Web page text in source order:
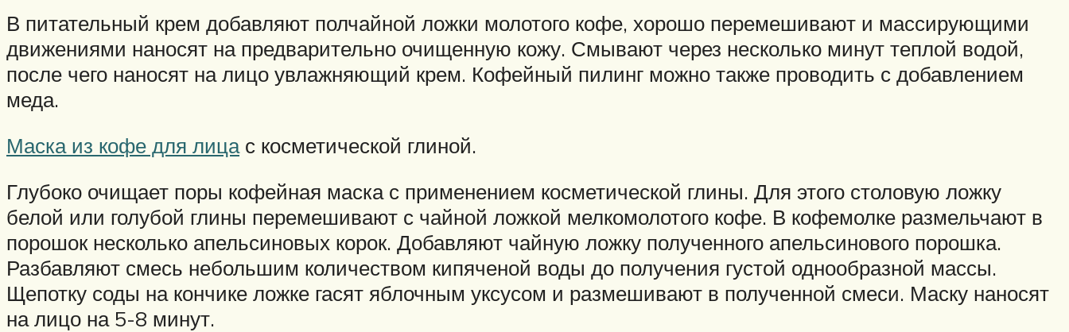
В питательный крем добавляют полчайной ложки молотого кофе, хорошо перемешивают и массирующими
движениями наносят на предварительно очищенную кожу. Смывают через несколько минут теплой водой,
после чего наносят на лицо увлажняющий крем. Кофейный пилинг можно также проводить с добавлением
меда.
Маска из кофе для лицас косметической глиной.
Глубоко очищает поры кофейная маска с применением косметической глины. Для этого столовую ложку
белой или голубой глины перемешивают с чайной ложкой мелкомолотого кофе. В кофемолке размельчают в
порошок несколько апельсиновых корок. Добавляют чайную ложку полученного апельсинового порошка.
Разбавляют смесь небольшим количеством кипяченой воды до получения густой однообразной массы.
Щепотку соды на кончике ложке гасят яблочным уксусом и размешивают в полученной смеси. Маску наносят
на лицо на 5-8 минут.